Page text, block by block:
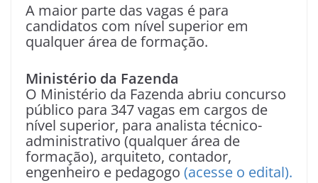
A maior parte das vagas é para
candidatos com nível superior em
qualquer área de formação.
Ministério da Fazenda
O Ministério da Fazenda abriu concurso
público para 347 vagas em cargos de
nível superior, para analista técnico-
administrativo (qualquer área de
formação), arquiteto, contador,
engenheiro e pedagogo (acesse o edital).